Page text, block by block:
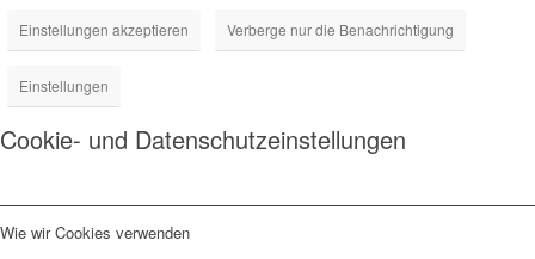
Einstellungen akzeptieren Verberge nur die Benachrichtigung
Einstellungen
Cookie- und Datenschutzeinstellungen
Wie wir Cookies verwenden